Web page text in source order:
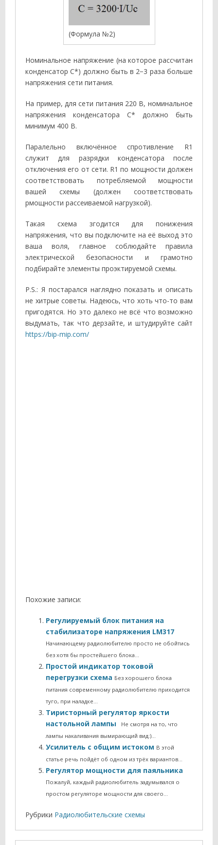
(Формула №2)
Номинальное напряжение (на которое рассчитан
конденсатор С*) должно быть в 2−3 раза больше
напряжения сети питания.
На пример, для сети питания 220 В, номинальное
напряжения конденсатора С* должно быть
минимум 400 В.
Паралельно включённое спротивление R1
служит для разрядки конденсатора после
отключения его от сети. R1 по мощности должен
соответствовать потребляемой мощности
вашей схемы (должен соответствовать
рмощности рассеиваемой нагрузкой).
Такая схема згодится для понижения
напряжения, что вы подключите на её выход это
ваша воля, главное соблюдайте правила
электрической безопасности и грамотно
подбирайте элементы проэктируемой схемы.
P.S.: Я постарался наглядно показать и описать
не хитрые советы. Надеюсь, что хоть что-то вам
пригодятся. Но это далеко не всё что возможно
выдумать, так что дерзайте, и штудируйте сайт
https://bip-mip.com/
Похожие записи:
Регулируемый блок питания на
стабилизаторе напряжения LM317
Начинающему радиолюбителю просто не обойтись
без хотя бы простейшего блока…
Простой индикатор токовой
перегрузки схема Без хорошего блока
питания современному радиолюбителю приходится
туго, при наладке…
Тиристорный регулятор яркости
настольной лампы
Не смотря на то, что
лампы накаливания вымирающий вид:)…
Усилитель с общим истоком В этой
статье речь пойдёт об одном из трёх вариантов…
Регулятор мощности для паяльника
Пожалуй, каждый радиолюбитель задумывался о
простом регуляторе мощности для своего…
Рубрики Радиолюбительские схемы